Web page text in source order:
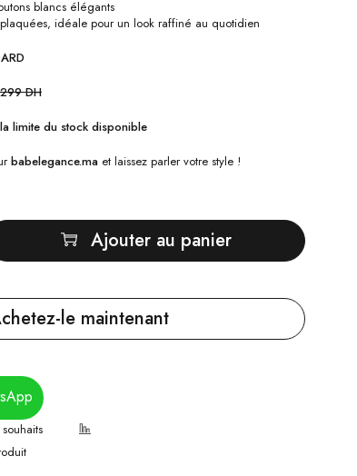
blancs élégants
idéale pour un look raffiné au quotidien
299 DH
limite du stock disponible
babelegance.maet laissez parler votre style !
Ajouter au panier
le maintenant